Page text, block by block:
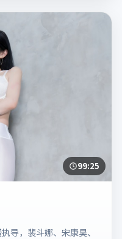
99:25
导，裴斗娜、宋康昊、